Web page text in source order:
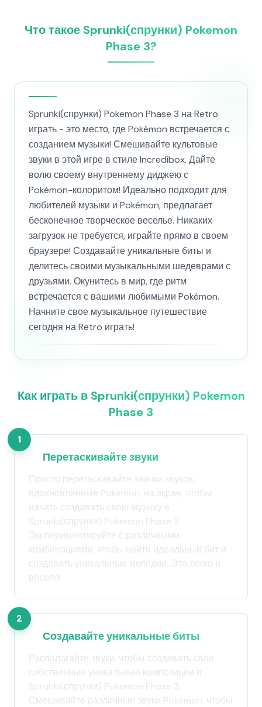
Что такое Sprunki(спрунки) Pokemon
Phase 3?
Sprunki(спрунки) Pokemon Phase 3 на Retro
играть - это место, где Pokémon встречается с
созданием музыки! Смешивайте культовые
звуки в этой игре в стиле Incredibox. Дайте
волю своему внутреннему диджею с
Pokémon-колоритом! Идеально подходит для
любителей музыки и Pokémon, предлагает
бесконечное творческое веселье. Никаких
загрузок не требуется, играйте прямо в своем
браузере! Создавайте уникальные биты и
делитесь своими музыкальными шедеврами с
друзьями. Окунитесь в мир, где ритм
встречается с вашими любимыми Pokémon.
Начните свое музыкальное путешествие
сегодня на Retro играть!
Как играть в Sprunki(спрунки) Pokemon
Phase 3
1
Перетаскивайте звуки
Просто перетаскивайте значки звуков,
вдохновленные Pokémon, на экран, чтобы
начать создавать свою музыку в
Sprunki(спрунки) Pokemon Phase 3.
Экспериментируйте с различными
комбинациями, чтобы найти идеальный бит и
создавать уникальные мелодии. Это легко и
весело!
2
Создавайте уникальные биты
Располагайте звуки, чтобы создавать свои
собственные уникальные композиции в
Sprunki(спрунки) Pokemon Phase 3.
Смешивайте различные звуки Pokémon, чтобы